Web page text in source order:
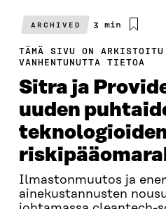
ARCHIVED
Arvioitu
3 min
TÄMÄ SIVU ON
VANHENTUNUTTA TIETOA
Sitra ja
uuden
Ilmastonmuutos ja
ainekustannusten